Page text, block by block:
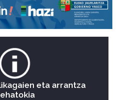
eta arrantza